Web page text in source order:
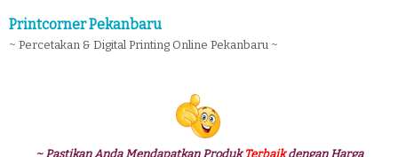
Printcorner Pekanbaru
~ Percetakan & Digital Printing Online Pekanbaru ~
~ Pastikan Anda Mendapatkan ProdukTerbaikdengan Harga